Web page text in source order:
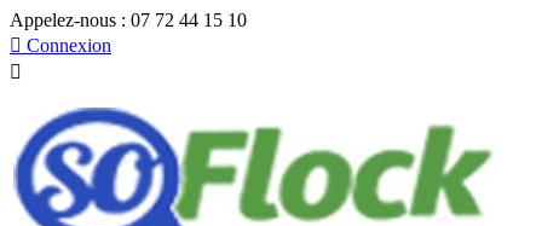
Appelez-nous : 07 72 44 15 10
 Connexion
